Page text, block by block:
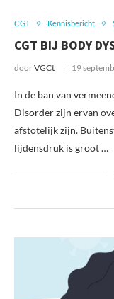
CGT Kennisbericht
CGT BIJ BODY
doorVGCt 19
In de ban van
Disorder zijn ervan
afstotelijk zijn.
lijdensdruk is groot …